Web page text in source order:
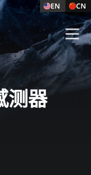
EN CN
测器​